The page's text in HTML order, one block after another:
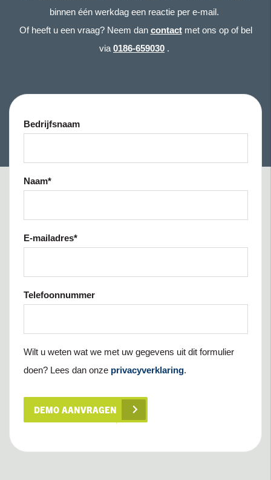
binnen één werkdag een reactie per e-mail.
Of heeft u een vraag? Neem dan contactmet ons op of bel
via 0186-659030 .
Bedrijfsnaam
Naam*
E-mailadres*
Telefoonnummer
Wilt u weten wat we met uw gegevens uit dit formulier
doen? Lees dan onze privacyverklaring.
DEMO AANVRAGEN